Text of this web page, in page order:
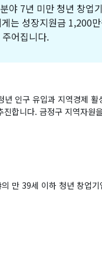
야 7년 미만 청년 창업
는 성장지원금 1,200
어집니다.
인구 유입과 지역경제
합니다. 금정구 지역자원
만 39세 이하 청년 창업기